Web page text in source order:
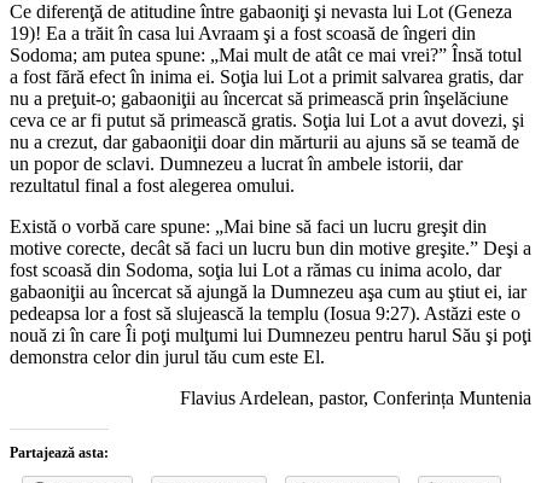
Ce diferenţă de atitudine între gabaoniţi şi nevasta lui Lot (Geneza
19)! Ea a trăit în casa lui Avraam şi a fost scoasă de îngeri din
Sodoma; am putea spune: „Mai mult de atât ce mai vrei?” Însă totul
a fost fără efect în inima ei. Soţia lui Lot a primit salvarea gratis, dar
nu a preţuit-o; gabaoniţii au încercat să primească prin înşelăciune
ceva ce ar fi putut să primească gratis. Soţia lui Lot a avut dovezi, şi
nu a crezut, dar gabaoniţii doar din mărturii au ajuns să se teamă de
un popor de sclavi. Dumnezeu a lucrat în ambele istorii, dar
rezultatul final a fost alegerea omului.
Există o vorbă care spune: „Mai bine să faci un lucru greşit din
motive corecte, decât să faci un lucru bun din motive greşite.” Deşi a
fost scoasă din Sodoma, soţia lui Lot a rămas cu inima acolo, dar
gabaoniţii au încercat să ajungă la Dumnezeu aşa cum au ştiut ei, iar
pedeapsa lor a fost să slujească la templu (Iosua 9:27). Astăzi este o
nouă zi în care Îi poţi mulţumi lui Dumnezeu pentru harul Său şi poţi
demonstra celor din jurul tău cum este El.
Flavius Ardelean, pastor, Conferința Muntenia
Partajează asta: